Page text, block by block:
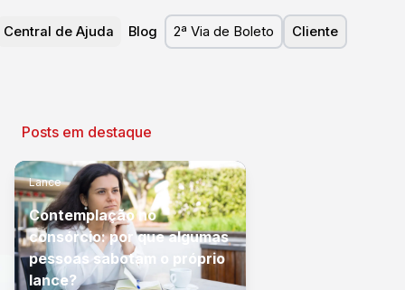
Central de Ajuda Blog 2ª Via de Boleto Cliente
Posts em destaque
Lance
Contemplação no
consórcio: por que algumas
pessoas sabotam o próprio
lance?